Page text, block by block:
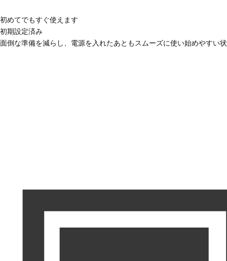
初めてでもすぐ使えます
初期設定済み
面倒な準備を減らし、電源を入れたあともスムーズに使い始めやすい